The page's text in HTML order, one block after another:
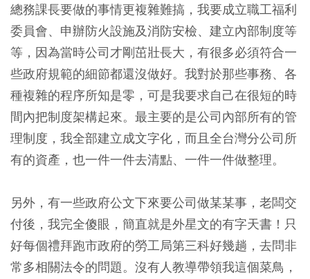
總務課長要做的事情更複雜難搞，我要成立職工福利
委員會、申辦防火設施及消防安檢、建立內部制度等
等，因為當時公司才剛茁壯長大，有很多必須符合一
些政府規範的細節都還沒做好。我對於那些事務、各
種複雜的程序所知是零，可是我要求自己在很短的時
間內把制度架構起來。最主要的是公司內部所有的管
理制度，我全部建立成文字化，而且全台灣分公司所
有的資產，也一件一件去清點、一件一件做整理。
另外，有一些政府公文下來要公司做某某事，老闆交
付後，我完全傻眼，簡直就是外星文的有字天書！只
好每個禮拜跑市政府的勞工局第三科好幾趟，去問非
常多相關法令的問題。沒有人教導帶領我這個菜鳥，